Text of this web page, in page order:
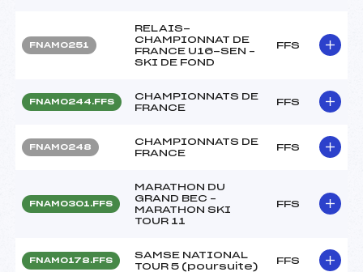
FNAM0251
RELAIS-
CHAMPIONNAT DE
FRANCE U16-SEN –
SKI DE FOND
FFS
FNAM0244.FFS
CHAMPIONNATS DE
FRANCE
FFS
FNAM0248
CHAMPIONNATS DE
FRANCE
FFS
FNAM0301.FFS
MARATHON DU
GRAND BEC –
MARATHON SKI
TOUR 11
FFS
FNAM0178.FFS
SAMSE NATIONAL
TOUR 5 (poursuite)
FFS